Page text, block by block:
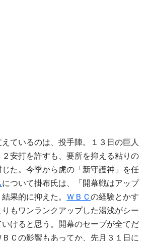
ているのは、投手陣。１３日の巨人
安打を許すも、要所を抑える粘りの
た。今季から虎の「新守護神」を任
について掛布氏は、「開幕戦はアップ
果的に抑えた。 ＷＢＣ の経験とかす
もワンランクアップした湯浅がシー
けると思う。開幕のセーブが全てだ
Ｃの影響もあってか、先月３１日に